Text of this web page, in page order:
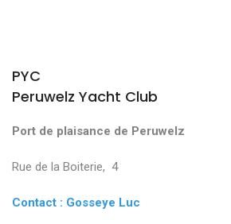
PYC
Peruwelz Yacht Club
Port de plaisance de Peruwelz
Rue de la Boiterie, 4
Contact : Gosseye Luc